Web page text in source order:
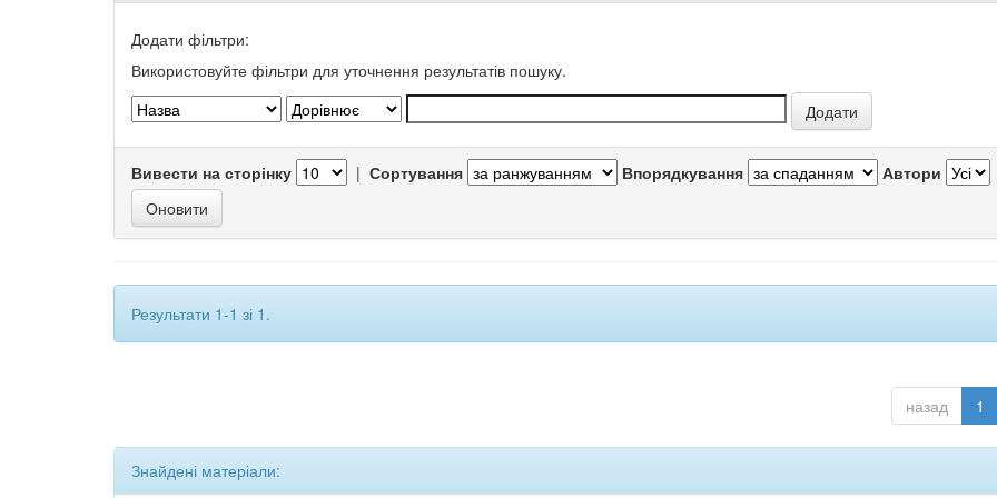
Додати фільтри:
Використовуйте фільтри для уточнення результатів пошуку.
Вивести на сторінку | Сортування Впорядкування Автори
Результати 1-1 зі 1.
назад 1
Знайдені матеріали: